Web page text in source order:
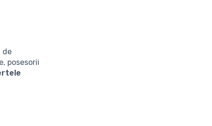
de
posesorii